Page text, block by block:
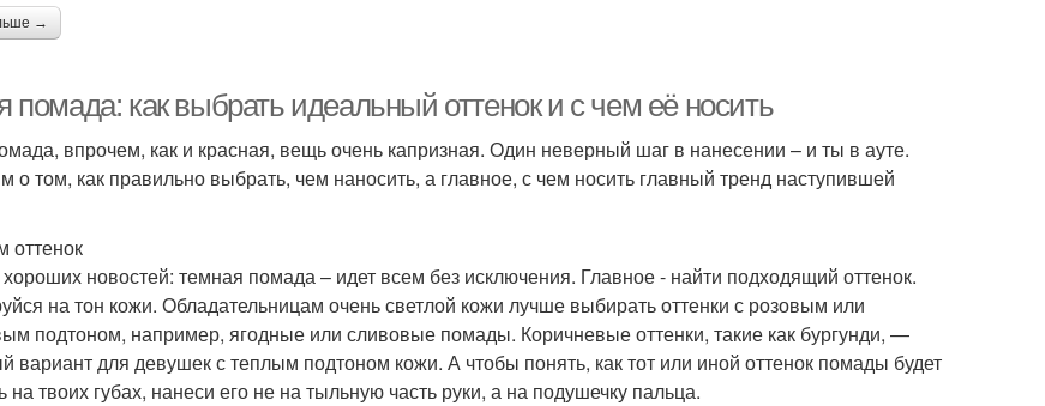
→
помада: как выбрать идеальный оттенок и с чем её носить
впрочем, как и красная, вещь очень капризная. Один неверный шаг в нанесении – и ты в ауте.
о том, как правильно выбрать, чем наносить, а главное, с чем носить главный тренд наступившей
оттенок
новостей: темная помада – идет всем без исключения. Главное - найти подходящий оттенок.
на тон кожи. Обладательницам очень светлой кожи лучше выбирать оттенки с розовым или
подтоном, например, ягодные или сливовые помады. Коричневые оттенки, такие как бургунди, —
вариант для девушек с теплым подтоном кожи. А чтобы понять, как тот или иной оттенок помады будет
на твоих губах, нанеси его не на тыльную часть руки, а на подушечку пальца.